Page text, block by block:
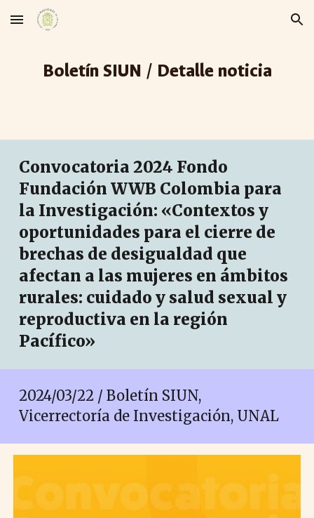
Skip to main content Skip to navigation
Boletín SIUN / Detalle noticia
Convocatoria 2024 Fondo
Fundación WWB Colombia para
la Investigación: «Contextos y
oportunidades para el cierre de
brechas de desigualdad que
afectan a las mujeres en ámbitos
rurales: cuidado y salud sexual y
reproductiva en la región
Pacífico»
2024/03/22 / Boletín SIUN,
Vicerrectoría de Investigación, UNAL